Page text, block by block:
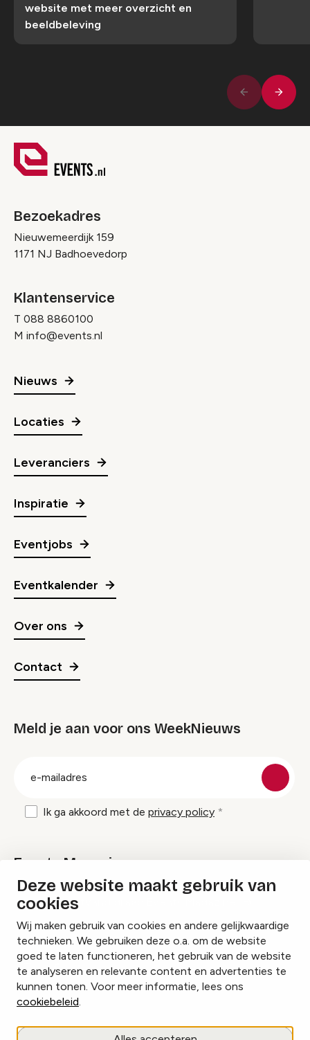
Deze website maakt gebruik van
cookies
Wij maken gebruik van cookies en andere gelijkwaardige
technieken. We gebruiken deze o.a. om de website
goed te laten functioneren, het gebruik van de website
te analyseren en relevante content en advertenties te
kunnen tonen. Voor meer informatie, lees ons
cookiebeleid.
website met meer overzicht en
beeldbeleving
Vorige
Bezoekadres
Nieuwemeerdijk 159
1171 NJ Badhoevedorp
Klantenservice
T 088 8860100
M info@events.nl
Nieuws
Locaties
Leveranciers
Inspiratie
Eventjobs
Eventkalender
Over ons
Contact
Meld je aan voor ons WeekNieuws
Ik ga akkoord met de privacy policy
Events Magazine
Ik ontvang graag Events Magazine
InstagramFacebookLinkedIn
Cookies beheren